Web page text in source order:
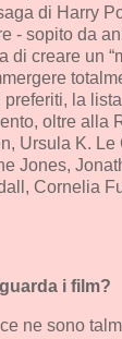
di Harry
- sopito da
di creare un
la
oltre alla
Ursula K.
Jones,
Cornelia
i film?
ne sono